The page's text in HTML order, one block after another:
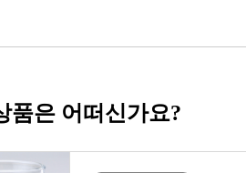
품은 어떠신가요?